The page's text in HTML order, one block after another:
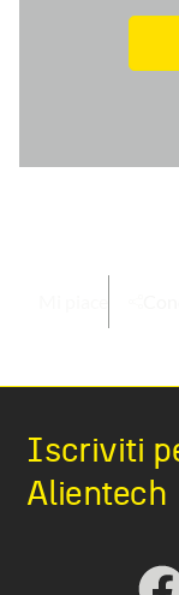
Iscriviti
Alientech